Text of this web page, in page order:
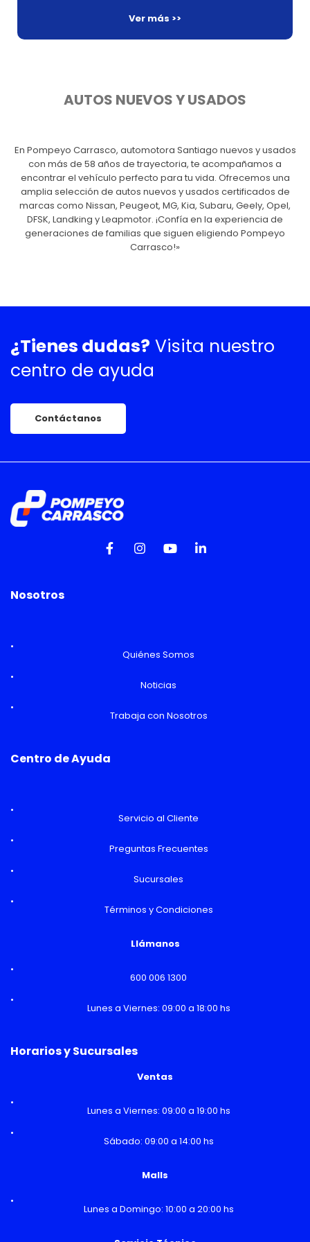
Ver más >>
AUTOS NUEVOS Y USADOS
En Pompeyo Carrasco, automotora Santiago nuevos y usados
con más de 58 años de trayectoria, te acompañamos a
encontrar el vehículo perfecto para tu vida. Ofrecemos una
amplia selección de autos nuevos y usados certificados de
marcas como Nissan, Peugeot, MG, Kia, Subaru, Geely, Opel,
DFSK, Landking y Leapmotor. ¡Confía en la experiencia de
generaciones de familias que siguen eligiendo Pompeyo
Carrasco!»
¿Tienes dudas? Visita nuestro
centro de ayuda
Contáctanos
Nosotros
Quiénes Somos
Noticias
Trabaja con Nosotros
Centro de Ayuda
Servicio al Cliente
Preguntas Frecuentes
Sucursales
Términos y Condiciones
Llámanos
600 006 1300
Lunes a Viernes: 09:00 a 18:00 hs
Horarios y Sucursales
Ventas
Lunes a Viernes: 09:00 a 19:00 hs
Sábado: 09:00 a 14:00 hs
Malls
Lunes a Domingo: 10:00 a 20:00 hs